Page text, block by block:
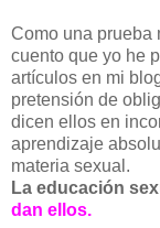
Como una prueba
cuento que yo he
artículos en mi
pretensión de
dicen ellos en
aprendizaje
materia sexual.
La educación
dan ellos.